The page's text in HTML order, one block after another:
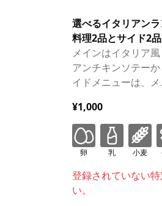
選べるイタリアン
料理2品とサイド2品
メインはイタリア
アンチキンソテー
イドメニューは、メ
¥1,000
卵 乳 小麦
登録されていない
い。